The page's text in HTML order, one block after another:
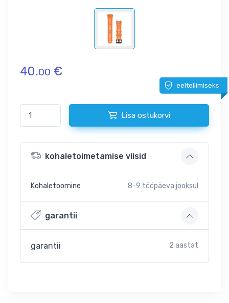
40.00 €
eeltellimiseks
Lisa ostukorvi
kohaletoimetamise viisid
Kohaletoomine 8-9 tööpäeva jooksul
garantii
garantii 2 aastat